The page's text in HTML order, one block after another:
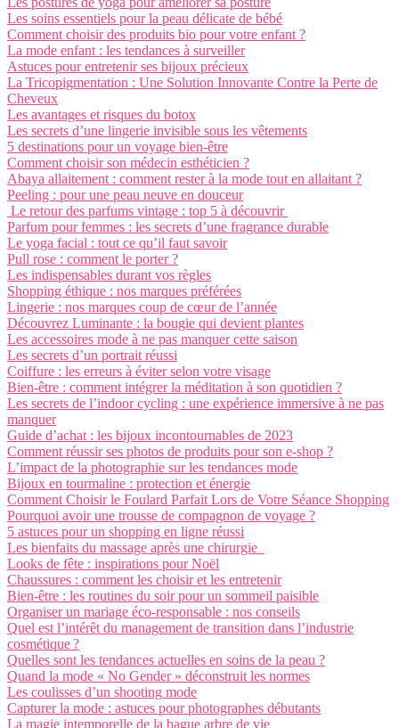
Les soins essentiels pour la peau délicate de bébé
Comment choisir des produits bio pour votre enfant ?
La mode enfant : les tendances à surveiller
Astuces pour entretenir ses bijoux précieux
La Tricopigmentation : Une Solution Innovante Contre la Perte de
Cheveux
Les avantages et risques du botox
Les secrets d’une lingerie invisible sous les vêtements
5 destinations pour un voyage bien-être
Comment choisir son médecin esthéticien ?
Abaya allaitement : comment rester à la mode tout en allaitant ?
Peeling : pour une peau neuve en douceur
Le retour des parfums vintage : top 5 à découvrir
Parfum pour femmes : les secrets d’une fragrance durable
Le yoga facial : tout ce qu’il faut savoir
Pull rose : comment le porter ?
Les indispensables durant vos règles
Shopping éthique : nos marques préférées
Lingerie : nos marques coup de cœur de l’année
Découvrez Luminante : la bougie qui devient plantes
Les accessoires mode à ne pas manquer cette saison
Les secrets d’un portrait réussi
Coiffure : les erreurs à éviter selon votre visage
Bien-être : comment intégrer la méditation à son quotidien ?
Les secrets de l’indoor cycling : une expérience immersive à ne pas
manquer
Guide d’achat : les bijoux incontournables de 2023
Comment réussir ses photos de produits pour son e-shop ?
L’impact de la photographie sur les tendances mode
Bijoux en tourmaline : protection et énergie
Comment Choisir le Foulard Parfait Lors de Votre Séance Shopping
Pourquoi avoir une trousse de compagnon de voyage ?
5 astuces pour un shopping en ligne réussi
Les bienfaits du massage après une chirurgie
Looks de fête : inspirations pour Noël
Chaussures : comment les choisir et les entretenir
Bien-être : les routines du soir pour un sommeil paisible
Organiser un mariage éco-responsable : nos conseils
Quel est l’intérêt du management de transition dans l’industrie
cosmétique ?
Quelles sont les tendances actuelles en soins de la peau ?
Quand la mode « No Gender » déconstruit les normes
Les coulisses d’un shooting mode
Capturer la mode : astuces pour photographes débutants
La magie intemporelle de la bague arbre de vie